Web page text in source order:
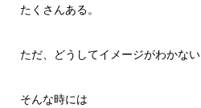
たくさんある。
ただ、どうしてイメージがわかない
そんな時には